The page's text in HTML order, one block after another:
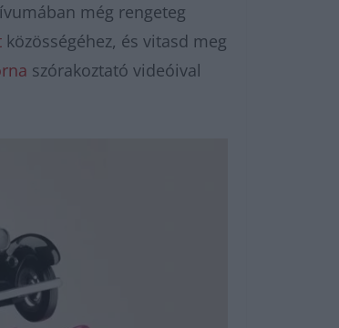
még rengeteg
közösségéhez, és vitasd meg
szórakoztató videóival